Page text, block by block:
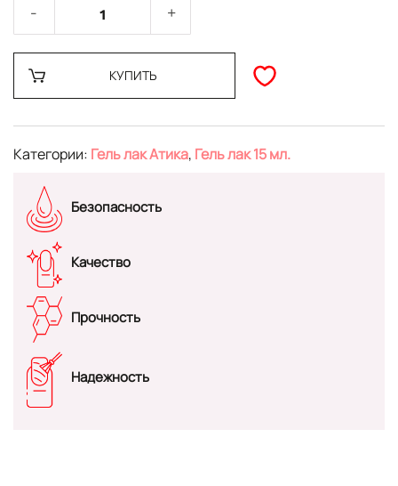
КУПИТЬ
Категории: Гель лак Атика, Гель лак 15 мл.
Безопасность
Качество
Прочность
Надежность